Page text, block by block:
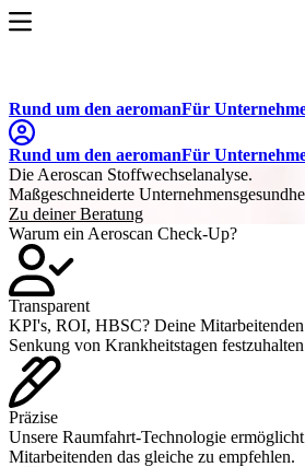
Rund um den aeromanFür
Rund um den aeromanFür
Die Aeroscan Stoffwechselanalyse.
Maßgeschneiderte
Zu deiner Beratung
Warum ein Aeroscan Check-Up?
Transparent
KPI's, ROI, HBSC? Deine Mitarbeitenden
Senkung von Krankheitstagen
Präzise
Unsere Raumfahrt-Technologie
Mitarbeitenden das gleiche zu empfehlen.